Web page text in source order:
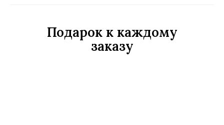
Подарок к каждому
заказу